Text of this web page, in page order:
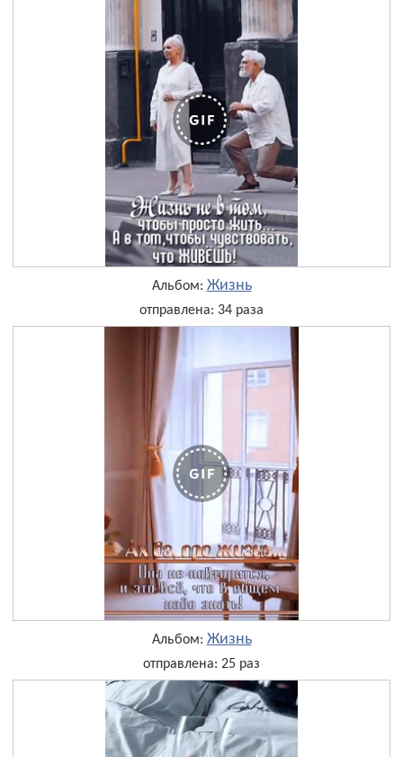
Альбом: Жизнь
отправлена: 34 раза
Альбом: Жизнь
отправлена: 25 раз